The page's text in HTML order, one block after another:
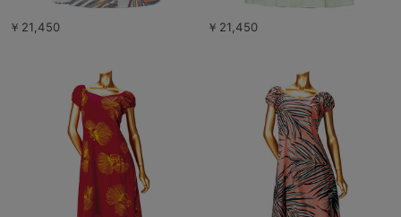
￥21,450 ￥21,450